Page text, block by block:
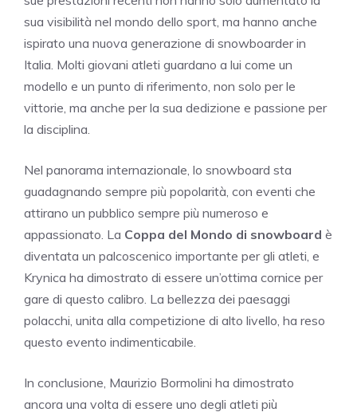
sua visibilità nel mondo dello sport, ma hanno anche
ispirato una nuova generazione di snowboarder in
Italia. Molti giovani atleti guardano a lui come un
modello e un punto di riferimento, non solo per le
vittorie, ma anche per la sua dedizione e passione per
la disciplina.
Nel panorama internazionale, lo snowboard sta
guadagnando sempre più popolarità, con eventi che
attirano un pubblico sempre più numeroso e
appassionato. La Coppa del Mondo di snowboard è
diventata un palcoscenico importante per gli atleti, e
Krynica ha dimostrato di essere un’ottima cornice per
gare di questo calibro. La bellezza dei paesaggi
polacchi, unita alla competizione di alto livello, ha reso
questo evento indimenticabile.
In conclusione, Maurizio Bormolini ha dimostrato
ancora una volta di essere uno degli atleti più